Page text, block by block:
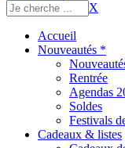
X
Accueil
Nouveautés *
Rentrée
Agendas
Soldes
Festivals
Cadeaux & listes